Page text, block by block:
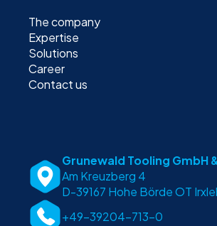
The company
Expertise
Solutions
Career
Contact us
Grunewald Tooling GmbH
Am Kreuzberg 4
D-39167 Hohe Börde OT
+49-39204-713-0